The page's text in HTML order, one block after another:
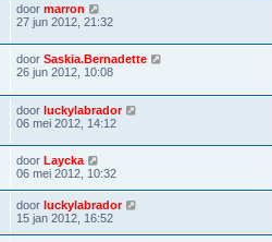
door marron
27 jun 2012, 21:32
door Saskia.Bernadette
26 jun 2012, 10:08
door luckylabrador
06 mei 2012, 14:12
door Laycka
06 mei 2012, 10:32
door luckylabrador
15 jan 2012, 16:52